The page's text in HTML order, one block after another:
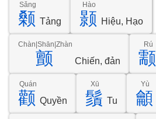
颡
Sǎng
Tảng 颢
Hào
Hiệu, Hạo
颤
Chàn|Shān|Zhàn
Chiến, đản 颥
Rú
颧
Quán
Quyền 鬚
Xū
Tu 龥
Yù